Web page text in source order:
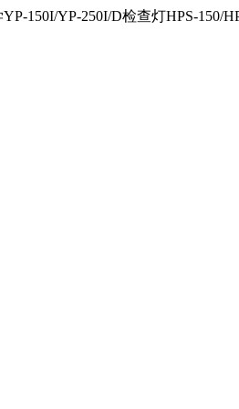
150I/YP-250I/D检查灯HPS-150/